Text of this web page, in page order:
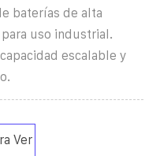
baterías de alta
uso industrial.
escalable y
Ver